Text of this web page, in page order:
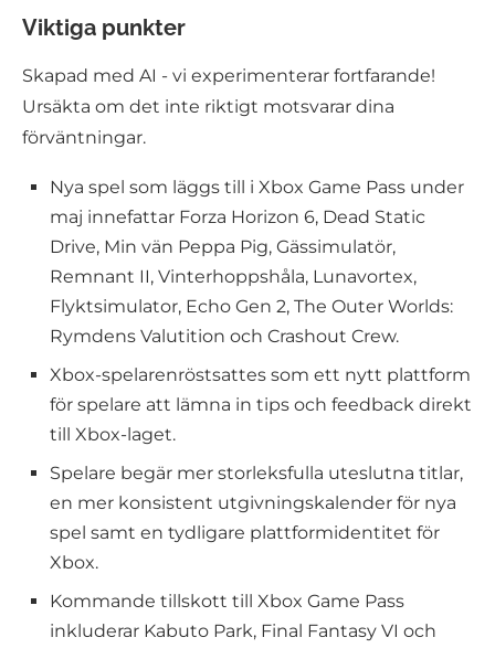
Viktiga punkter
Skapad med AI - vi experimenterar fortfarande!
Ursäkta om det inte riktigt motsvarar dina
förväntningar.
Nya spel som läggs till i Xbox Game Pass under
maj innefattar Forza Horizon 6, Dead Static
Drive, Min vän Peppa Pig, Gässimulatör,
Remnant II, Vinterhoppshåla, Lunavortex,
Flyktsimulator, Echo Gen 2, The Outer Worlds:
Rymdens Valutition och Crashout Crew.
Xbox-spelarenröstsattes som ett nytt plattform
för spelare att lämna in tips och feedback direkt
till Xbox-laget.
Spelare begär mer storleksfulla uteslutna titlar,
en mer konsistent utgivningskalender för nya
spel samt en tydligare plattformidentitet för
Xbox.
Kommande tillskott till Xbox Game Pass
inkluderar Kabuto Park, Final Fantasy VI och